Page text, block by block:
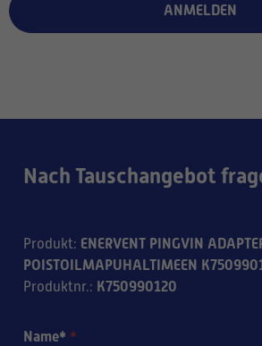
ANMELDEN
Nach Tauschangebot
Produkt: ENERVENT PINGVIN
POISTOILMAPUHALTIMEEN
Produktnr.: K750990120
Name* *